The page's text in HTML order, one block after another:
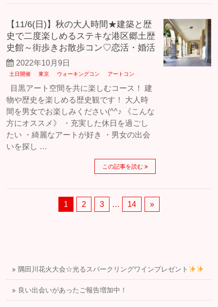
【11/6(日)】秋の大人時間★建築と歴
史で二度楽しめるステキな港区郷土歴
史館～街歩きお散歩コン♡恋活・婚活
2022年10月9日
土日開催 東京 ウォーキングコン アートコン
目黒アート空間を共に楽しむコース！ 建
物や歴史を楽しめる歴史観です！ 大人時
間を男女でお楽しみください(^^♪ 《こんな
方にオススメ》 ・充実した休日を過ごし
たい ・綺麗なアートが好き ・男女の出会
いを探し …
この記事を読む
1 2 3 … 14 »
隅田川花火大会☆光るスパークリングワインプレゼント
良い出会いがあったご報告増加中！